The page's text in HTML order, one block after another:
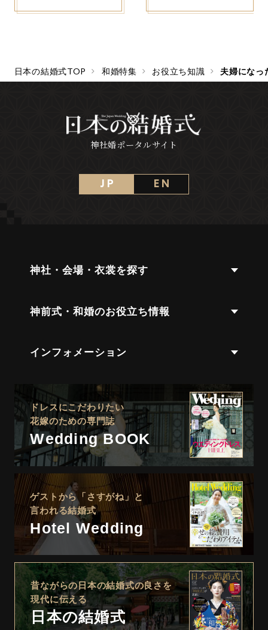
日本の結婚式TOP 和婚特集 お役立ち知識 夫婦になっ
神社婚ポータルサイト
J P E N
神社・会場・衣裳を探す
神前式・和婚のお役立ち情報
インフォメーション
ドレスにこだわりたい
花嫁のための専門誌
Wedding BOOK
ゲストから「さすがね」と
言われる結婚式
Hotel Wedding
昔ながらの日本の結婚式の良さを
現代に伝える
日本の結婚式